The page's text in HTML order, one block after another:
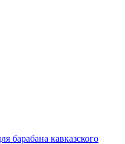
барабана кавказского